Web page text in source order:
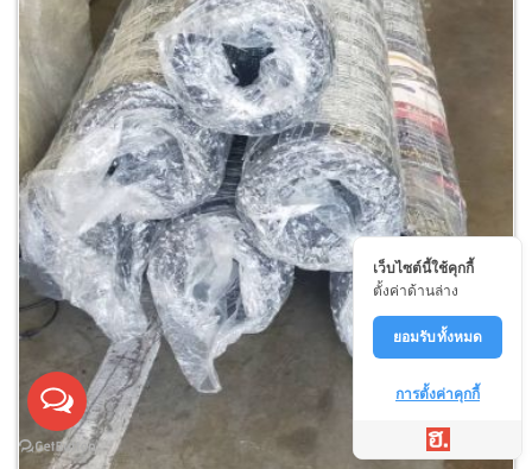
เว็บไซต์นี้ใช้คุกกี้
ตั้งค่าด้านล่าง
ยอมรับทั้งหมด
การตั้งค่าคุกกี้